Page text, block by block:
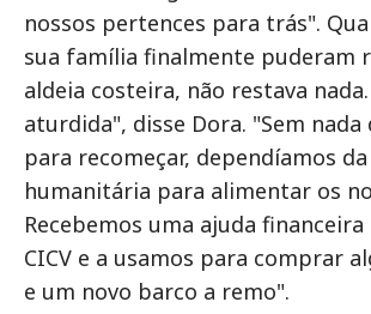
nossos pertences para trás".
sua família finalmente puderam
aldeia costeira, não restava
aturdida", disse Dora. "Sem
para recomeçar, dependíamos
humanitária para alimentar os
Recebemos uma ajuda
CICV e a usamos para comprar
e um novo barco a remo".